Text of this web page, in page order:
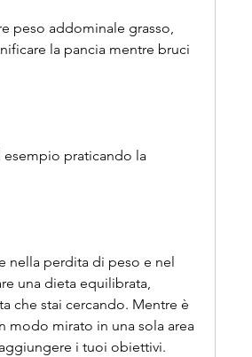
peso addominale grasso,
la pancia mentre bruci
esempio praticando la
nella perdita di peso e nel
una dieta equilibrata,
che stai cercando. Mentre è
modo mirato in una sola area
i tuoi obiettivi.